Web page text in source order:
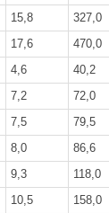
15,8 327,0
17,6 470,0
4,6 40,2
7,2 72,0
7,5 79,5
8,0 86,6
9,3 118,0
10,5 158,0